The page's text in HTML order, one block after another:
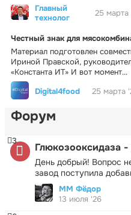
Главный
технолог
25 марта
Честный знак для
Материал подготовлен
Ириной Правской,
«Константа ИТ» И вот момент...
Digital4food
25 марта
Форум
Глюкозооксидаза
День добрый! Вопрос
завод поступила
3
ММ Фёдор
13 июля '26